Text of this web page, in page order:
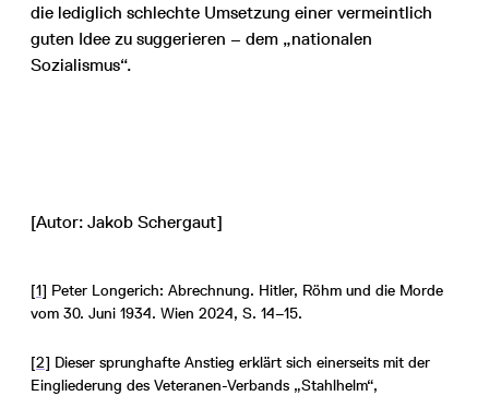
die lediglich schlechte Umsetzung einer vermeintlich
guten Idee zu suggerieren – dem „nationalen
Sozialismus“.
[Autor: Jakob Schergaut]
[1] Peter Longerich: Abrechnung. Hitler, Röhm und die Morde
vom 30. Juni 1934. Wien 2024, S. 14–15.
[2] Dieser sprunghafte Anstieg erklärt sich einerseits mit der
Eingliederung des Veteranen-Verbands „Stahlhelm“,